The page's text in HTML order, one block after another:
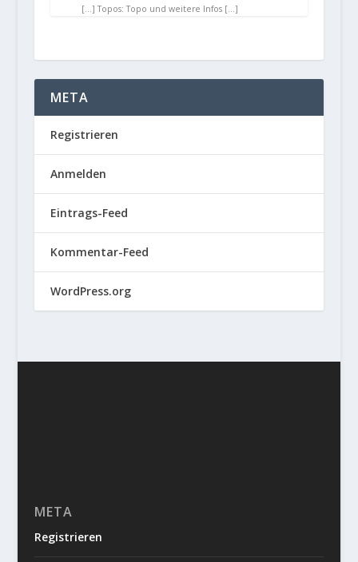
[…] Topos: Topo und weitere Infos […]
META
Registrieren
Anmelden
Eintrags-Feed
Kommentar-Feed
WordPress.org
META
Registrieren